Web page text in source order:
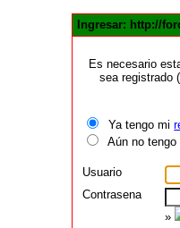
Ingresar: http://
Es necesario
sea registrado
Ya tengo mi
Aún no
Usuario
Contrasena
»